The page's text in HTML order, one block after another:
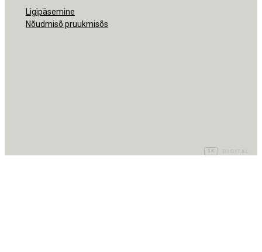
Ligipäsemine
Nõudmisõ pruukmisõs
1K DIGITAL